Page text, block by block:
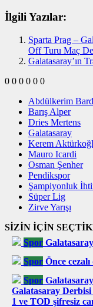
İlgili Yazılar:
Sparta Prag –
Off Turu Maç
Galatasaray’ın
0 0 0 0 0 0
Abdülkerim
Barış Alper
Dries Mertens
Galatasaray
Kerem
Mauro Icardi
Osman Şenher
Pendikspor
Şampiyonluk
Süper Lig
Zirve Yarışı
SİZİN İÇİN
Spor
Spor Önce
Spor
Galatasaray Derbisi
1 ve TOD şifresiz